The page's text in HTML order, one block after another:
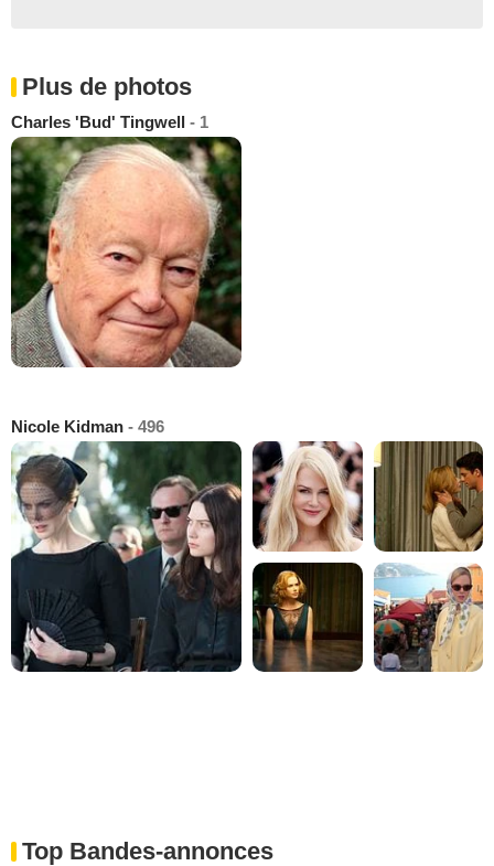
Plus de photos
Charles 'Bud' Tingwell - 1
Nicole Kidman - 496
Top Bandes-annonces